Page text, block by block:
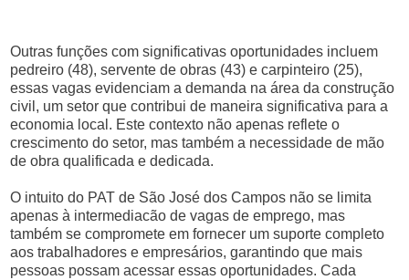
Outras funções com significativas oportunidades incluem
pedreiro (48), servente de obras (43) e carpinteiro (25),
essas vagas evidenciam a demanda na área da construção
civil, um setor que contribui de maneira significativa para a
economia local. Este contexto não apenas reflete o
crescimento do setor, mas também a necessidade de mão
de obra qualificada e dedicada.
O intuito do PAT de São José dos Campos não se limita
apenas à intermediacão de vagas de emprego, mas
também se compromete em fornecer um suporte completo
aos trabalhadores e empresários, garantindo que mais
pessoas possam acessar essas oportunidades. Cada